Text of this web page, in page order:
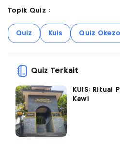
Topik Quiz :
Quiz Kuis Quiz
Quiz Terkait
KUIS: Ritual
Kawi